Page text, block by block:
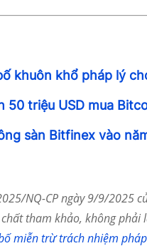
khuôn khổ pháp lý
50 triệu USD mua
sàn Bitfinex vào
NQ-CP ngày 9/9/2025
tham khảo, không phải
miễn trừ trách nhiệm